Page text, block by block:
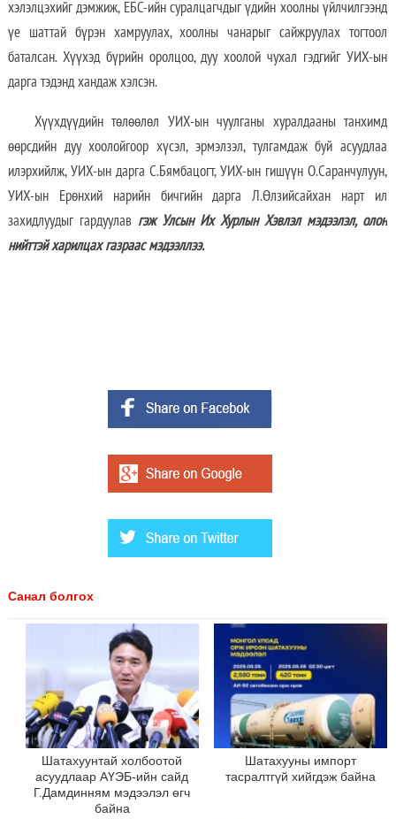
хэлэлцэхийг дэмжиж, ЕБС-ийн суралцагчдыг үдийн хоолны үйлчилгээнд
үе шаттай бүрэн хамруулах, хоолны чанарыг сайжруулах тогтоол
баталсан. Хүүхэд бүрийн оролцоо, дуу хоолой чухал гэдгийг УИХ-ын
дарга тэдэнд хандаж хэлсэн.
Хүүхдүүдийн төлөөлөл УИХ-ын чуулганы хуралдааны танхимд
өөрсдийн дуу хоолойгоор хүсэл, эрмэлзэл, тулгамдаж буй асуудлаа
илэрхийлж, УИХ-ын дарга С.Бямбацогт, УИХ-ын гишүүн О.Саранчулуун,
УИХ-ын Ерөнхий нарийн бичгийн дарга Л.Өлзийсайхан нарт ил
захидлуудыг гардуулав гэж Улсын Их Хурлын Хэвлэл мэдээлэл, олон
нийттэй харилцах газраас мэдээллээ.
Санал болгох
Шатахуунтай холбоотой
асуудлаар АҮЭБ-ийн сайд
Г.Дамдинням мэдээлэл өгч
байна
Шатахууны импорт
тасралтгүй хийгдэж байна